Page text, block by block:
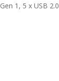
1, 5 x USB 2.0